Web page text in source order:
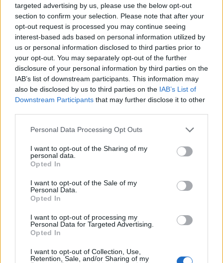
targeted advertising by us, please use the below opt-out
section to confirm your selection. Please note that after your
opt-out request is processed you may continue seeing
interest-based ads based on personal information utilized by
us or personal information disclosed to third parties prior to
your opt-out. You may separately opt-out of the further
disclosure of your personal information by third parties on the
IAB’s list of downstream participants. This information may
also be disclosed by us to third parties on the IAB’s List of
Downstream Participants that may further disclose it to other
Personal Data Processing Opt Outs
I want to opt-out of the Sharing of my
personal data.
Opted In
I want to opt-out of the Sale of my
Personal Data.
Opted In
I want to opt-out of processing my
Personal Data for Targeted Advertising.
Opted In
I want to opt-out of Collection, Use,
Retention, Sale, and/or Sharing of my
Il materiale (testo, foto e video) consultabile in questo portale è di nostra proprietà.
Alcune foto (screenshot) ed articoli presenti su "Calciomercato Magazine" sono in parte
giunti da internet, in quanto arrivati alla nostra attenzione attraverso regolari
contrario alla pubblicazione, non avranno che da segnalarlo alla redazione (indirizzo
redazione@napolimagazine.com), che provvederà prontamente alla rimozione.